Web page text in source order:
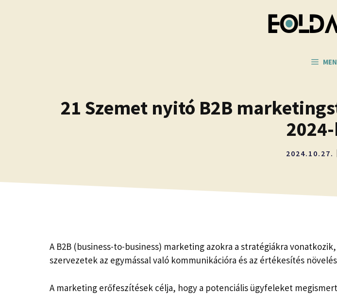
21 Szemet nyitó B2B
2024.10.27.
A B2B (business-to-business) marketing azokra a stratégiákra
szervezetek az egymással való kommunikációra és az értékesítés
A marketing erőfeszítések célja, hogy a potenciális ügyfeleket